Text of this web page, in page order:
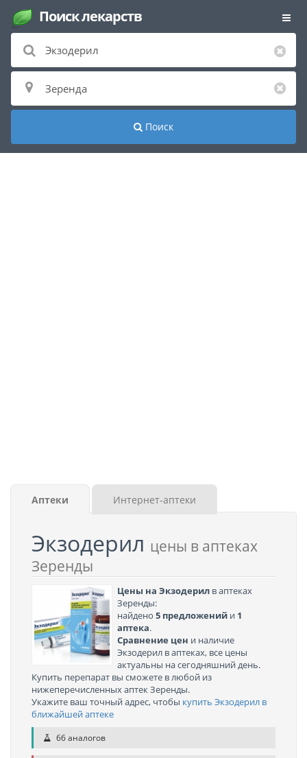
Поиск лекарств
Поиск
Аптеки Интернет-аптеки
Экзодерил цены в аптеках
Зеренды
Цены на Экзодерил в аптеках
Зеренды:
найдено 5 предложений и 1
аптека.
Сравнение цен и наличие
Экзодерил в аптеках, все цены
актуальны на сегодняшний день.
Купить перепарат вы сможете в любой из
нижеперечисленных аптек Зеренды.
Укажите ваш точный адрес, чтобы купить Экзодерил в
ближайшей аптеке
66 аналогов